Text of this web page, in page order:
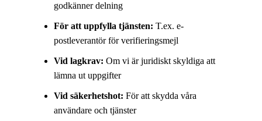
godkänner delning
För att uppfylla tjänsten: T.ex. e-
postleverantör för verifieringsmejl
Vid lagkrav: Om vi är juridiskt skyldiga att
lämna ut uppgifter
Vid säkerhetshot: För att skydda våra
användare och tjänster